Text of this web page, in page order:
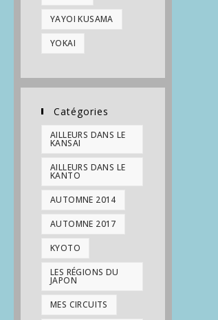
YAYOI KUSAMA
YOKAI
Catégories
AILLEURS DANS LE
KANSAI
AILLEURS DANS LE
KANTO
AUTOMNE 2014
AUTOMNE 2017
KYOTO
LES RÉGIONS DU
JAPON
MES CIRCUITS